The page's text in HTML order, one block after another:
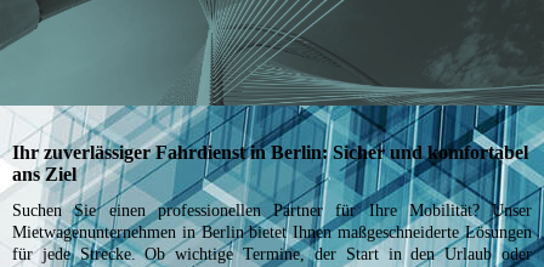
Ihr zuverlässiger Fahrdienst in Berlin: Sicher und komfortabel
ans Ziel
Suchen Sie einen professionellen Partner für Ihre Mobilität? Unser
Mietwagenunternehmen in Berlin bietet Ihnen maßgeschneiderte Lösungen
für jede Strecke. Ob wichtige Termine, der Start in den Urlaub oder